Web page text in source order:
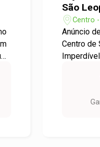
São
Centro
Anúncio
Centro de São
Imperdível! Está disponível
no